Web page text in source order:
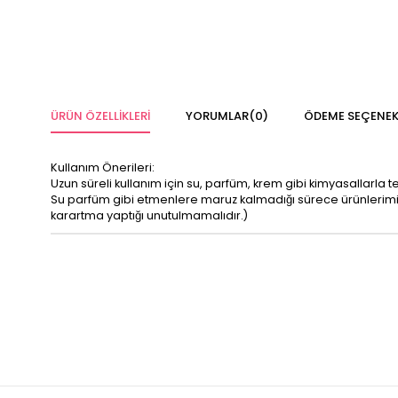
ÜRÜN ÖZELLIKLERI YORUMLAR(0) ÖDEME
Kullanım Önerileri:
Uzun süreli kullanım için su, parfüm, krem gibi kimyasallarla
Su parfüm gibi etmenlere maruz kalmadığı sürece
karartma yaptığı unutulmamalıdır.)